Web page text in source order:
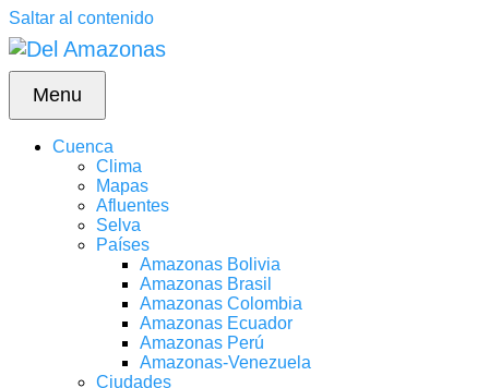
Saltar al contenido
Menu
Cuenca
Clima
Mapas
Afluentes
Selva
Países
Amazonas Bolivia
Amazonas Brasil
Amazonas Colombia
Amazonas Ecuador
Amazonas Perú
Amazonas-Venezuela
Ciudades